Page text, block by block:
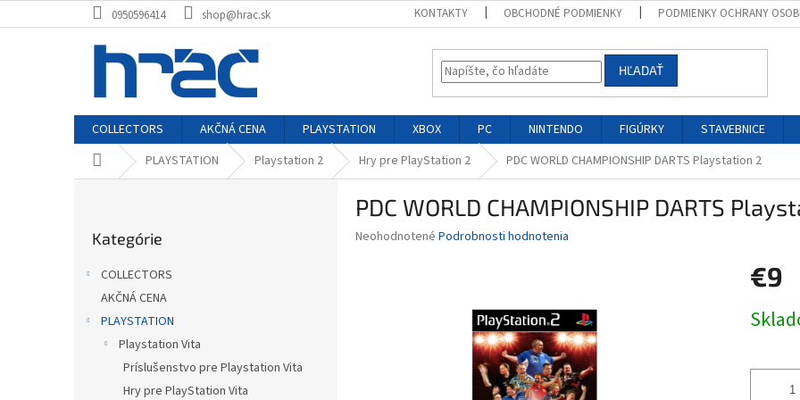
na
0950596414 shop@hrac.sk KONTAKTY OBCHODNÉ PODMIENKY PODMIENKY OCHRANY
HĽADAŤ
COLLECTORS AKČNÁ CENA PLAYSTATION XBOX PC NINTENDO FIGÚRKY STAVEBNICE
DomovPLAYSTATION Playstation 2 Hry pre PlayStation 2 PDC WORLD CHAMPIONSHIP DARTS Playstation 2
kategórie
Kategórie
COLLECTORS
AKČNÁ CENA
PLAYSTATION
Playstation Vita
Príslušenstvo pre Playstation Vita
Hry pre PlayStation Vita
PDC WORLD CHAMPIONSHIP DARTS
Priemerné
Neohodnotené Podrobnosti hodnotenia
€9
cena: